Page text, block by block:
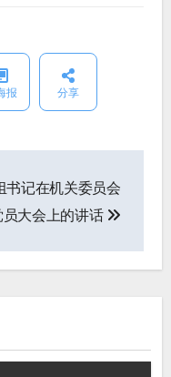
报 分享
书记在机关委员会
员大会上的讲话